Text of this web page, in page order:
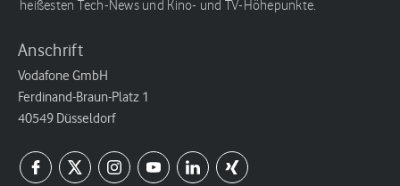
heißesten Tech-News und Kino- und TV-Höhepunkte.
Anschrift
Vodafone GmbH
Ferdinand-Braun-Platz 1
40549 Düsseldorf